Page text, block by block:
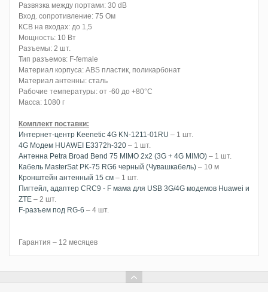
Развязка между портами: 30 dB
Вход. сопротивление: 75 Ом
КСВ на входах: до 1,5
Мощность: 10 Вт
Разъемы: 2 шт.
Тип разъемов: F-female
Материал корпуса: ABS пластик, поликарбонат
Материал антенны: сталь
Рабочие температуры: от -60 до +80°C
Масса: 1080 г
Комплект поставки:
Интернет-центр Keenetic 4G KN-1211-01RU – 1 шт.
4G Модем HUAWEI E3372h-320 – 1 шт.
Антенна Petra Broad Bend 75 MIMO 2x2 (3G + 4G MIMO) – 1 шт.
Кабель MasterSat PK-75 RG6 черный (Чувашкабель) – 10 м
Кронштейн антенный 15 см – 1 шт.
Пигтейл, адаптер CRC9 - F мама для USB 3G/4G модемов Huawei и
ZTE – 2 шт.
F-разъем под RG-6 – 4 шт.
Гарантия – 12 месяцев